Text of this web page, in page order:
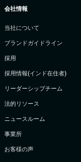
会社情報
当社について
ブランドガイドライン
採用
採用情報(インド在住者)
リーダーシップチーム
法的リソース
ニュースルーム
事業所
お客様の声